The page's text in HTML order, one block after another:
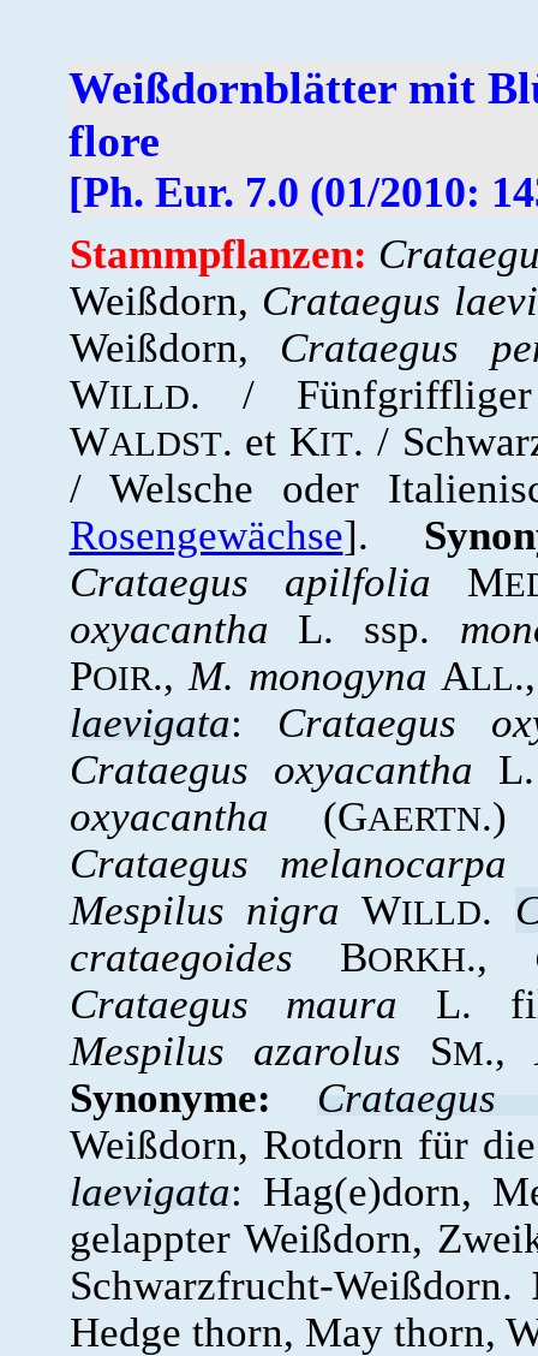
Weißdornblätter mit
flore
[Ph. Eur. 7.0 (01/2010:
Stammpflanzen:
Weißdorn, Crataegus
Weißdorn, Crataegus
WILLD. /
WALDST. et KIT. /
/ Welsche oder
Rosengewächse].
Crataegus apilfolia M
oxyacantha L. ssp.
POIR., M. monogyna ALL
laevigata: Crataegus
Crataegus oxyacantha
oxyacantha (GAERTN.)
Crataegus melanocarpa
Mespilus nigra WILLD.
crataegoides BORKH.,
Crataegus maura L.
Mespilus azarolus SM.,
Synonyme:
Crataegus
Weißdorn, Rotdorn für
laevigata: Hag(e)dorn,
gelappter Weißdorn,
Schwarzfrucht-Weißdorn.
Hedge thorn, May thorn,